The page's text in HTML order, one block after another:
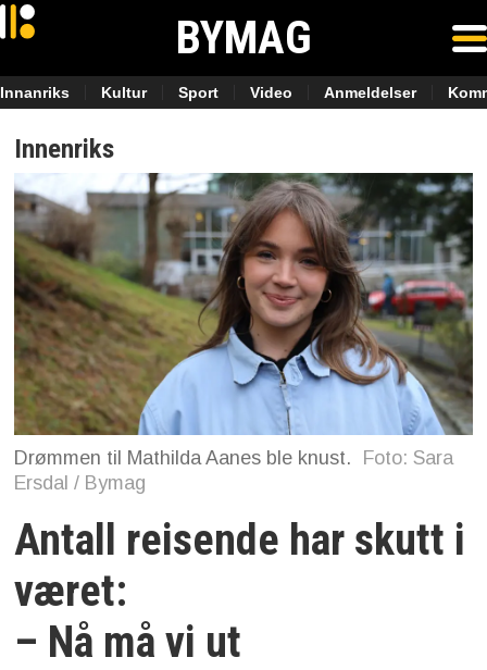
BYMAG
Innanriks Kultur Sport Video Anmeldelser
Innenriks
Drømmen til Mathilda Aanes ble knust.
Foto: Sara
Ersdal / Bymag
Antall reisende har skutt i
været:
– Nå må vi ut